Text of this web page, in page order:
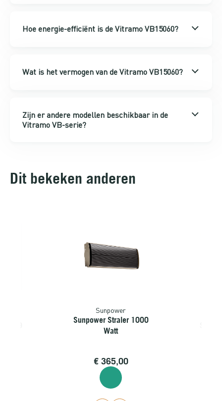
Hoe energie-efficiënt is de Vitramo VB15060?
Wat is het vermogen van de Vitramo VB15060?
Zijn er andere modellen beschikbaar in de
Vitramo VB-serie?
Dit bekeken anderen
Sunpower
Sunpower Straler 1000
Watt
€365,00